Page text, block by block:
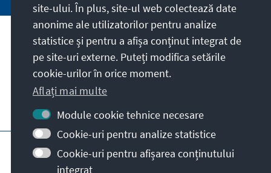
Misiunea noastră
Contact
Alte oferte ale fundației
Impressum
Protecția datelor personale
Termeni de utilizare
site-ului. În plus, site-ul web colectează date
anonime ale utilizatorilor pentru analize
statistice și pentru a afișa conținut integrat de
pe site-uri externe. Puteți modifica setările
cookie-urilor în orice moment.
Aflați mai multe
Module cookie tehnice necesare
Cookie-uri pentru analize statistice
Cookie-uri pentru afișarea conținutului
integrat